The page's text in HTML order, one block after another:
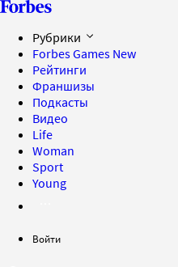
Рубрики
Forbes Games New
Рейтинги
Франшизы
Подкасты
Видео
Life
Woman
Sport
Young
Войти